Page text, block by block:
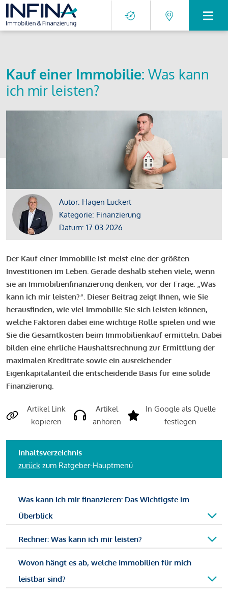
Kauf einer Immobilie: Was kann
ich mir leisten?
Autor: Hagen Luckert
Kategorie: Finanzierung
Datum: 17.03.2026
Der Kauf einer Immobilie ist meist eine der größten
Investitionen im Leben. Gerade deshalb stehen viele, wenn
sie an Immobilienfinanzierung denken, vor der Frage: „Was
kann ich mir leisten?“. Dieser Beitrag zeigt Ihnen, wie Sie
herausfinden, wie viel Immobilie Sie sich leisten können,
welche Faktoren dabei eine wichtige Rolle spielen und wie
Sie die Gesamtkosten beim Immobilienkauf ermitteln. Dabei
bilden eine ehrliche Haushaltsrechnung zur Ermittlung der
maximalen Kreditrate sowie ein ausreichender
Eigenkapitalanteil die entscheidende Basis für eine solide
Finanzierung.
Artikel Link
kopieren
Artikel
anhören
In Google als Quelle
festlegen
Inhaltsverzeichnis
zurück zum Ratgeber-Hauptmenü
Was kann ich mir finanzieren: Das Wichtigste im
Überblick
Rechner: Was kann ich mir leisten?
Wovon hängt es ab, welche Immobilien für mich
leistbar sind?